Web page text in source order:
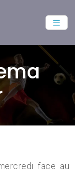
face au